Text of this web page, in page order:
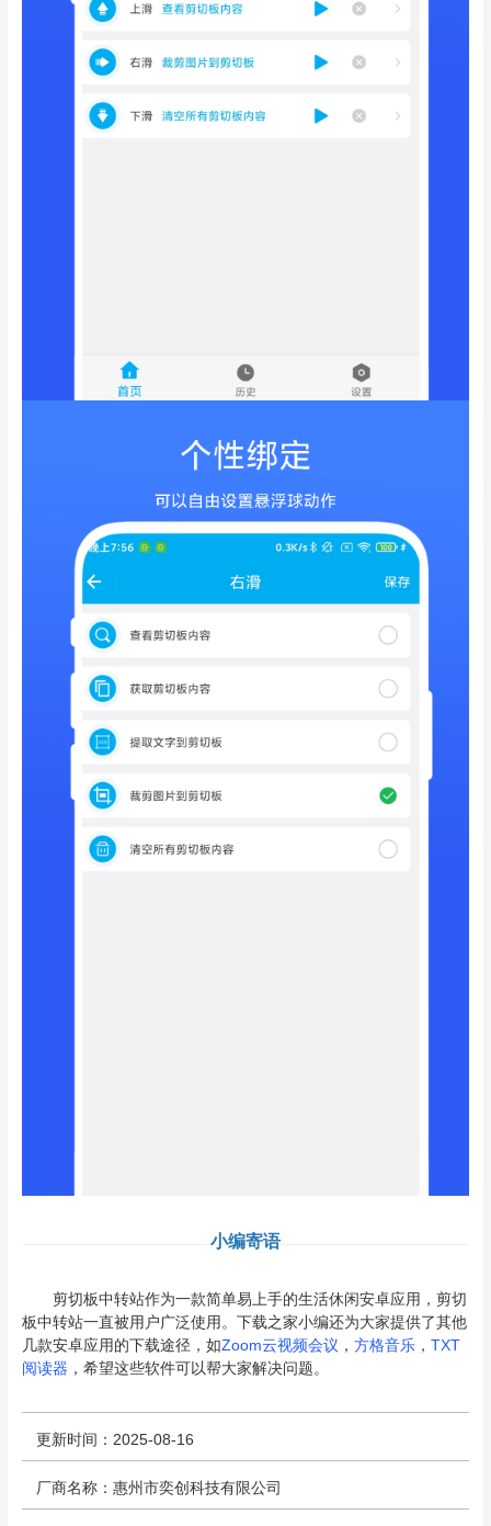
小编寄语
剪切板中转站作为一款简单易上手的生活休闲安卓应用，剪切
板中转站一直被用户广泛使用。下载之家小编还为大家提供了其他
几款安卓应用的下载途径，如Zoom云视频会议 ， 方格音乐， TXT
阅读器 ，希望这些软件可以帮大家解决问题。
更新时间：2025-08-16
厂商名称：惠州市奕创科技有限公司